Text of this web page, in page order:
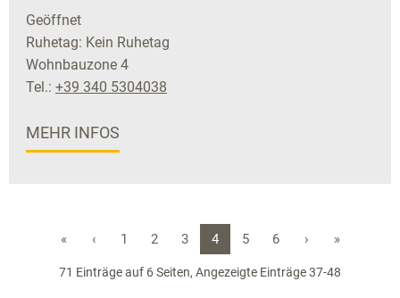
Geöffnet
Ruhetag: Kein Ruhetag
Wohnbauzone 4
Tel.: +39 340 5304038
MEHR INFOS
« ‹ 1 2 3 4 5 6 › »
71 Einträge auf 6 Seiten, Angezeigte Einträge 37-48